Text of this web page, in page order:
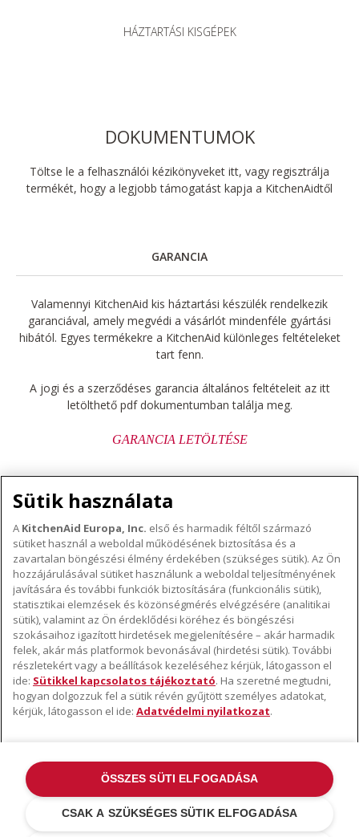
HÁZTARTÁSI KISGÉPEK
DOKUMENTUMOK
Töltse le a felhasználói kézikönyveket itt, vagy regisztrálja
termékét, hogy a legjobb támogatást kapja a KitchenAidtől
GARANCIA
Valamennyi KitchenAid kis háztartási készülék rendelkezik
garanciával, amely megvédi a vásárlót mindenféle gyártási
hibától. Egyes termékekre a KitchenAid különleges feltételeket
tart fenn.
A jogi és a szerződéses garancia általános feltételeit az itt
letölthető pdf dokumentumban találja meg.
GARANCIA LETÖLTÉSE
A KITCHENAID MÁRKÁRÓL
A márka lényege
A márka története
ODR
TÁMOGATÁS
Hol lehet megvenni
Garancia és dokumentumok
Ügyfélszolgálat
KÖVESSEN BENNÜNKET
©2022 Minden jog fenntartva. A KitchenAid és a robotgép kialakítása az
USA-ban és máshol bejegyzett védjegyek .Adatvédelmi nyilatkozat
Sütik.További országok
Sütik használata
A KitchenAid Europa, Inc. első és harmadik féltől származó
sütiket használ a weboldal működésének biztosítása és a
zavartalan böngészési élmény érdekében (szükséges sütik). Az Ön
hozzájárulásával sütiket használunk a weboldal teljesítményének
javítására és további funkciók biztosítására (funkcionális sütik),
statisztikai elemzések és közönségmérés elvégzésére (analitikai
sütik), valamint az Ön érdeklődési köréhez és böngészési
szokásaihoz igazított hirdetések megjelenítésére – akár harmadik
felek, akár más platformok bevonásával (hirdetési sütik). További
részletekért vagy a beállítások kezeléséhez kérjük, látogasson el
ide: Sütikkel kapcsolatos tájékoztató. Ha szeretné megtudni,
hogyan dolgozzuk fel a sütik révén gyűjtött személyes adatokat,
kérjük, látogasson el ide: Adatvédelmi nyilatkozat.
CSAK A SZÜKSÉGES SÜTIK ELFOGADÁSA
ÖSSZES SÜTI ELFOGADÁSA